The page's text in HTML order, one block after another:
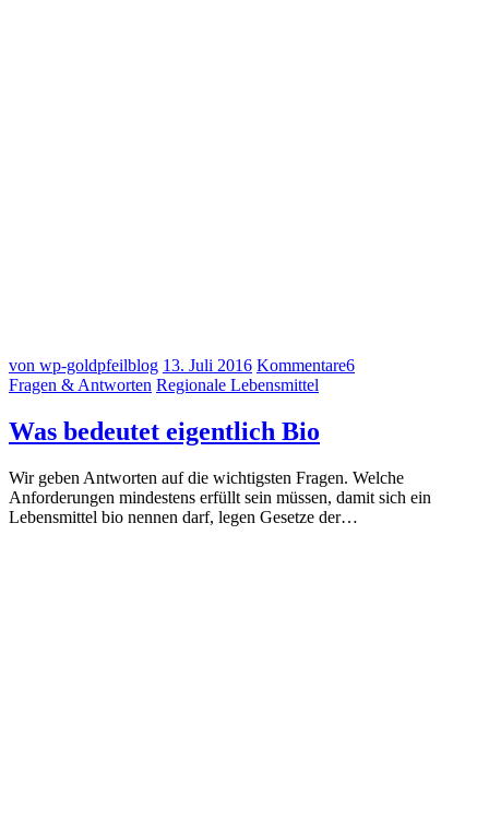
von wp-goldpfeilblog 13. Juli 2016 Kommentare6
Fragen & Antworten Regionale Lebensmittel
Was bedeutet eigentlich Bio
Wir geben Antworten auf die wichtigsten Fragen. Welche
Anforderungen mindestens erfüllt sein müssen, damit sich ein
Lebensmittel bio nennen darf, legen Gesetze der…